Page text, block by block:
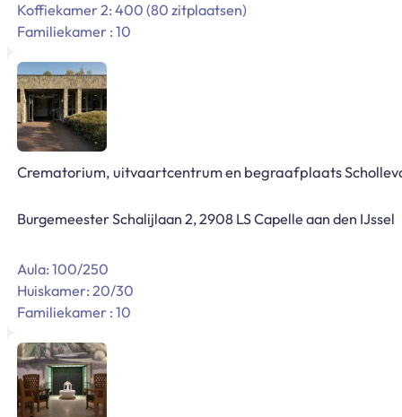
Koffiekamer 2: 400 (80 zitplaatsen)
Familiekamer : 10
Crematorium, uitvaartcentrum en begraafplaats
Burgemeester Schalijlaan 2, 2908 LS Capelle aan den IJssel
Aula: 100/250
Huiskamer: 20/30
Familiekamer : 10